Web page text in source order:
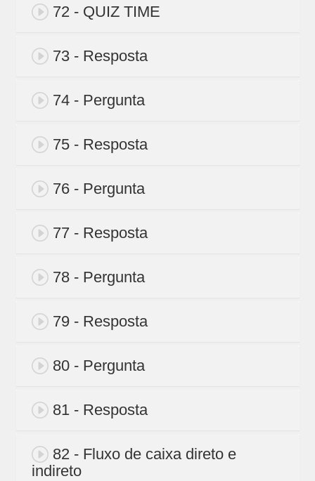
72 - QUIZ TIME
73 - Resposta
74 - Pergunta
75 - Resposta
76 - Pergunta
77 - Resposta
78 - Pergunta
79 - Resposta
80 - Pergunta
81 - Resposta
82 - Fluxo de caixa direto e
indireto